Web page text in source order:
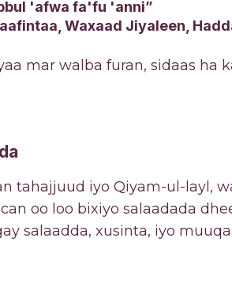
'afwa fa'fu 'anni”
Waxaad Jiyaleen,
mar walba furan, sidaas ha
tahajjuud iyo Qiyam-ul-layl,
oo loo bixiyo salaadada
salaadda, xusinta, iyo